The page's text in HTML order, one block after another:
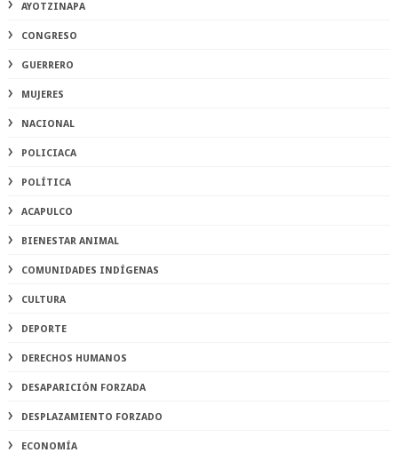
AYOTZINAPA
CONGRESO
GUERRERO
MUJERES
NACIONAL
POLICIACA
POLÍTICA
ACAPULCO
BIENESTAR ANIMAL
COMUNIDADES INDÍGENAS
CULTURA
DEPORTE
DERECHOS HUMANOS
DESAPARICIÓN FORZADA
DESPLAZAMIENTO FORZADO
ECONOMÍA